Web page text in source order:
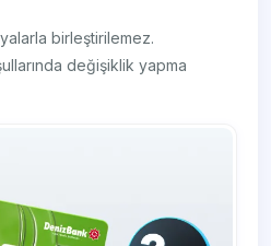
birleştirilemez.
değişiklik yapma